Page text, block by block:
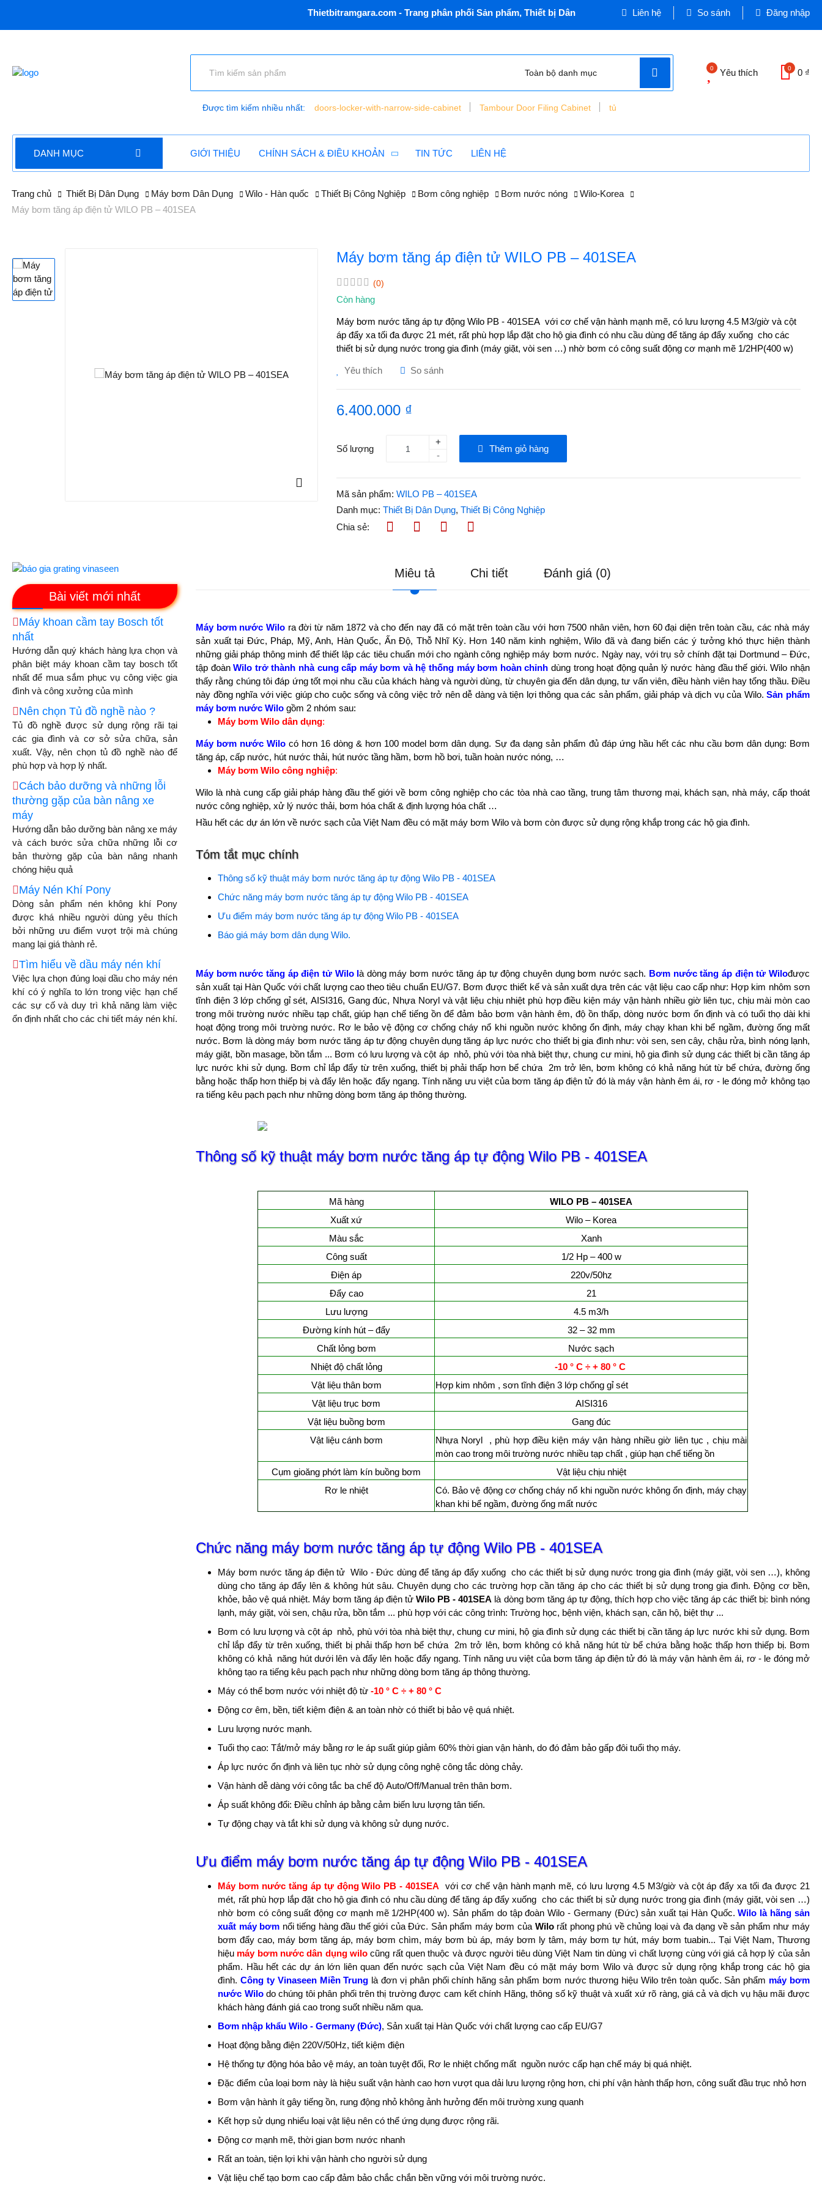
Thietbitramgara.com - Trang phân phối Sản phẩm, Thiết bị Dân dụng và Công nghiệp - Cơ quan chủ quản: VINASEEN MIỀN
Liên hệ So sánh Đăng nhập
Toàn bộ danh mục
Được tìm kiếm nhiều nhất: doors-locker-with-narrow-side-cabinet Tambour Door Filing Cabinet
tủ
0 Yêu thích 0 0 ₫
DANH MỤC GIỚI THIỆU CHÍNH SÁCH & ĐIỀU KHOẢN TIN TỨC LIÊN HỆ
Trang chủ Thiết Bị Dân Dụng Máy bơm Dân Dụng Wilo - Hàn quốc Thiết Bị Công Nghiệp Bơm công nghiệp Bơm nước nóng
Wilo-Korea
Máy bơm tăng áp điện tử WILO PB – 401SEA
Máy bơm tăng áp điện tử WILO PB – 401SEA
(0)
Còn hàng
Máy bơm nước tăng áp tự động Wilo PB - 401SEA với cơ chế vận hành mạnh mẽ, có lưu lượng 4.5 M3/giờ và cột
áp đẩy xa tối đa được 21 mét, rất phù hợp lắp đặt cho hộ gia đình có nhu cầu dùng để tăng áp đẩy xuống cho các
thiết bị sử dụng nước trong gia đình (máy giặt, vòi sen …) nhờ bơm có công suất động cơ mạnh mẽ 1/2HP(400 w)
Yêu thích So sánh
6.400.000 ₫
Số lượng
+
-
Thêm giỏ hàng
Mã sản phẩm: WILO PB – 401SEA
Danh mục: Thiết Bị Dân Dụng,Thiết Bị Công Nghiệp
Chia sẻ:
Bài viết mới nhất
Máy khoan cầm tay Bosch tốt
nhất
Hướng dẫn quý khách hàng lựa chọn và
phân biệt máy khoan cầm tay bosch tốt
nhất để mua sắm phục vụ công việc gia
đình và công xưởng của mình
Nên chọn Tủ đồ nghề nào ?
Tủ đồ nghề được sử dụng rộng rãi tại
các gia đình và cơ sở sửa chữa, sản
xuất. Vậy, nên chọn tủ đồ nghề nào để
phù hợp và hợp lý nhất.
Cách bảo dưỡng và những lỗi
thường gặp của bàn nâng xe
máy
Hướng dẫn bảo dưỡng bàn nâng xe máy
và cách bước sửa chữa những lỗi cơ
bản thường gặp của bàn nâng nhanh
chóng hiệu quả
Máy Nén Khí Pony
Dòng sản phẩm nén không khí Pony
được khá nhiều người dùng yêu thích
bởi những ưu điểm vượt trội mà chúng
mang lại giá thành rẻ.
Tìm hiểu về dầu máy nén khí
Việc lựa chọn đúng loại dầu cho máy nén
khí có ý nghĩa to lớn trong việc hạn chế
các sự cố và duy trì khả năng làm việc
ổn định nhất cho các chi tiết máy nén khí.
Miêu tả Chi tiết Đánh giá (0)
Máy bơm nước Wilo ra đời từ năm 1872 và cho đến nay đã có mặt trên toàn cầu với hơn 7500 nhân viên, hơn 60 đại diện trên toàn cầu, các nhà máy
sản xuất tại Đức, Pháp, Mỹ, Anh, Hàn Quốc, Ấn Độ, Thỗ Nhĩ Kỳ. Hơn 140 năm kinh nghiệm, Wilo đã và đang biến các ý tưởng khó thực hiện thành
những giải pháp thông minh để thiết lập các tiêu chuẩn mới cho ngành công nghiệp máy bơm nước. Ngày nay, với trụ sở chính đặt tại Dortmund – Đức,
tập đoànWilo trở thành nhà cung cấp máy bơm và hệ thống máy bơm hoàn chỉnh dùng trong hoạt động quản lý nước hàng đầu thế giới. Wilo nhận
thấy rằng chúng tôi đáp ứng tốt mọi nhu cầu của khách hàng và người dùng, từ chuyên gia đến dân dụng, tư vấn viên, điều hành viên hay tổng thầu. Điều
này đồng nghĩa với việc giúp cho cuộc sống và công việc trở nên dễ dàng và tiện lợi thông qua các sản phẩm, giải pháp và dịch vụ của Wilo.Sản phẩm
máy bơm nước Wilo gồm 2 nhóm sau:
Máy bơm Wilo dân dụng:
Máy bơm nước Wilo có hơn 16 dòng & hơn 100 model bơm dân dụng. Sự đa dạng sản phẩm đủ đáp ứng hầu hết các nhu cầu bơm dân dụng: Bơm
tăng áp, cấp nước, hút nước thải, hút nước tầng hầm, bơm hồ bơi, tuần hoàn nước nóng, …
Máy bơm Wilo công nghiệp:
Wilo là nhà cung cấp giải pháp hàng đầu thế giới về bơm công nghiệp cho các tòa nhà cao tầng, trung tâm thương mại, khách sạn, nhà máy, cấp thoát
nước công nghiệp, xử lý nước thải, bơm hóa chất & định lượng hóa chất …
Hầu hết các dự án lớn về nước sạch của Việt Nam đều có mặt máy bơm Wilo và bơm còn được sử dụng rộng khắp trong các hộ gia đình.
Tóm tắt mục chính
Thông số kỹ thuật máy bơm nước tăng áp tự động Wilo PB - 401SEA
Chức năng máy bơm nước tăng áp tự động Wilo PB - 401SEA
Ưu điểm máy bơm nước tăng áp tự động Wilo PB - 401SEA
Báo giá máy bơm dân dụng Wilo.
Máy bơm nước tăng áp điện tử Wilo là dòng máy bơm nước tăng áp tự động chuyên dụng bơm nước sạch. Bơm nước tăng áp điện tử Wilođược
sản xuất tại Hàn Quốc với chất lượng cao theo tiêu chuẩn EU/G7. Bơm được thiết kế và sản xuất dựa trên các vật liệu cao cấp như: Hợp kim nhôm sơn
tĩnh điện 3 lớp chống gỉ sét, AISI316, Gang đúc, Nhựa Noryl và vật liệu chịu nhiệt phù hợp điều kiện máy vận hành nhiều giờ liên tục, chịu mài mòn cao
trong môi trường nước nhiều tạp chất, giúp hạn chế tiếng ồn để đảm bảo bơm vận hành êm, độ ồn thấp, dòng nước bơm ổn định và có tuổi thọ dài khi
hoạt động trong môi trường nước. Rơ le bảo vệ động cơ chống cháy nổ khi nguồn nước không ổn định, máy chạy khan khi bể ngầm, đường ống mất
nước. Bơm là dòng máy bơm nước tăng áp tự động chuyên dụng tăng áp lực nước cho thiết bị gia đình như: vòi sen, sen cây, chậu rửa, bình nóng lạnh,
máy giặt, bồn masage, bồn tắm ... Bơm có lưu lượng và cột áp nhỏ, phù với tòa nhà biệt thự, chung cư mini, hộ gia đình sử dụng các thiết bị cần tăng áp
lực nước khi sử dụng. Bơm chỉ lắp đẩy từ trên xuống, thiết bị phải thấp hơn bể chứa 2m trở lên, bơm không có khả năng hút từ bể chứa, đường ống
bằng hoặc thấp hơn thiếp bị và đẩy lên hoặc đẩy ngang. Tính năng ưu việt của bơm tăng áp điện tử đó là máy vận hành êm ái, rơ - le đóng mở không tạo
ra tiếng kêu pạch pạch như những dòng bơm tăng áp thông thường.
Thông số kỹ thuật máy bơm nước tăng áp tự động Wilo PB - 401SEA
Mã hàng
WILO PB – 401SEA
Xuất xứ
Wilo – Korea
Màu sắc
Xanh
Công suất
1/2 Hp – 400 w
Điện áp
220v/50hz
Đẩy cao
21
Lưu lượng
4.5 m3/h
Đường kính hút – đẩy
32 – 32 mm
Chất lỏng bơm
Nước sạch
Nhiệt độ chất lỏng
-10 ° C ÷ + 80 ° C
Vật liệu thân bơm
Hợp kim nhôm , sơn tĩnh điện 3 lớp chống gỉ sét
Vật liệu trục bơm
AISI316
Vật liệu buồng bơm
Gang đúc
Vật liệu cánh bơm
Nhựa Noryl , phù hợp điều kiện máy vận hàng nhiều giờ liên tục , chịu mài
mòn cao trong môi trường nước nhiều tạp chất , giúp hạn chế tiếng ồn
Cụm gioăng phớt làm kín buồng bơm
Vật liệu chịu nhiệt
Rơ le nhiệt
Có. Bảo vệ động cơ chống cháy nổ khi nguồn nước không ổn định, máy chạy
khan khi bể ngầm, đường ống mất nước
Chức năng máy bơm nước tăng áp tự động Wilo PB - 401SEA
Máy bơm nước tăng áp điện tử Wilo - Đức dùng để tăng áp đẩy xuống cho các thiết bị sử dụng nước trong gia đình (máy giặt, vòi sen …), không
dùng cho tăng áp đẩy lên & không hút sâu. Chuyên dụng cho các trường hợp cần tăng áp cho các thiết bị sử dụng trong gia đình. Động cơ bền,
khỏe, bảo vệ quá nhiệt. Máy bơm tăng áp điện tử Wilo PB - 401SEA là dòng bơm tăng áp tự động, thích hợp cho việc tăng áp các thiết bị: bình nóng
lạnh, máy giặt, vòi sen, chậu rửa, bồn tắm ... phù hợp với các công trình: Trường học, bệnh viện, khách sạn, căn hộ, biệt thự ...
Bơm có lưu lượng và cột áp nhỏ, phù với tòa nhà biệt thự, chung cư mini, hộ gia đình sử dụng các thiết bị cần tăng áp lực nước khi sử dụng. Bơm
chỉ lắp đẩy từ trên xuống, thiết bị phải thấp hơn bể chứa 2m trở lên, bơm không có khả năng hút từ bể chứa bằng hoặc thấp hơn thiếp bị. Bơm
không có khả năng hút dưới lên và đẩy lên hoặc đẩy ngang. Tính năng ưu việt của bơm tăng áp điện tử đó là máy vận hành êm ái, rơ - le đóng mở
không tạo ra tiếng kêu pạch pạch như những dòng bơm tăng áp thông thường.
Máy có thể bơm nước với nhiệt độ từ-10 ° C ÷ + 80 ° C
Động cơ êm, bền, tiết kiệm điện & an toàn nhờ có thiết bị bảo vệ quá nhiệt.
Lưu lượng nước mạnh.
Tuổi thọ cao: Tắt/mở máy bằng rơ le áp suất giúp giảm 60% thời gian vận hành, do đó đảm bảo gấp đôi tuổi thọ máy.
Áp lực nước ổn định và liên tục nhờ sử dụng công nghệ công tắc dòng chảy.
Vận hành dễ dàng với công tắc ba chế độ Auto/Off/Manual trên thân bơm.
Áp suất không đổi: Điều chỉnh áp bằng cảm biến lưu lượng tân tiến.
Tự động chạy và tắt khi sử dụng và không sử dụng nước.
Ưu điểm máy bơm nước tăng áp tự độngWilo PB - 401SEA
Máy bơm nước tăng áp tự động Wilo PB - 401SEA
với cơ chế vận hành mạnh mẽ, có lưu lượng 4.5 M3/giờ và cột áp đẩy xa tối đa được 21
mét, rất phù hợp lắp đặt cho hộ gia đình có nhu cầu dùng để tăng áp đẩy xuống cho các thiết bị sử dụng nước trong gia đình (máy giặt, vòi sen …)
nhờ bơm có công suất động cơ mạnh mẽ 1/2HP(400 w). Sản phẩm do tập đoàn Wilo - Germany (Đức) sản xuất tại Hàn Quốc.Wilo là hãng sản
xuất máy bơm nổi tiếng hàng đầu thế giới của Đức. Sản phẩm máy bơm của Wilorất phong phú về chủng loại và đa dạng về sản phẩm như máy
bơm đẩy cao, máy bơm tăng áp, máy bơm chìm, máy bơm bù áp, máy bơm ly tâm, máy bơm tự hút, máy bơm tuabin... Tại Việt Nam, Thương
hiệu máy bơm nước dân dụng wilo cũng rất quen thuộc và được người tiêu dùng Việt Nam tin dùng vì chất lượng cùng với giá cả hợp lý của sản
phẩm. Hầu hết các dự án lớn liên quan đến nước sạch của Việt Nam đều có mặt máy bơm Wilo và được sử dụng rộng khắp trong các hộ gia
đình. Công ty Vinaseen Miền Trung là đơn vị phân phối chính hãng sản phẩm bơm nước thương hiệu Wilo trên toàn quốc. Sản phẩm máy bơm
nước Wilodo chúng tôi phân phối trên thị trường được cam kết chính Hãng, thông số kỹ thuật và xuất xứ rõ ràng, giá cả và dịch vụ hậu mãi được
khách hàng đánh giá cao trong suốt nhiều năm qua.
Bơm nhập khẩu Wilo - Germany (Đức), Sản xuất tại Hàn Quốc với chất lượng cao cấp EU/G7
Hoạt động bằng điện 220V/50Hz, tiết kiệm điện
Hệ thống tự động hóa bảo vệ máy, an toàn tuyệt đối, Rơ le nhiệt chống mất nguồn nước cấp hạn chế máy bị quá nhiệt.
Đặc điểm của loại bơm này là hiệu suất vận hành cao hơn vượt qua dải lưu lượng rộng hơn, chi phí vận hành thấp hơn, công suất đầu trục nhỏ hơn
Bơm vận hành ít gây tiếng ồn, rung động nhỏ không ảnh hưởng đến môi trường xung quanh
Kết hợp sử dụng nhiểu loại vật liệu nên có thể ứng dụng được rộng rãi.​
Động cơ mạnh mẽ, thời gian bơm nước nhanh
Rất an toàn, tiện lợi khi vận hành cho người sử dụng
Vật liệu chế tạo bơm cao cấp đảm bảo chắc chắn bền vững với môi trường nước.